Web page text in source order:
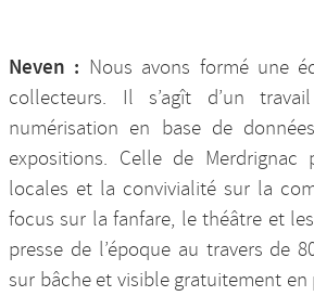
Neven : Nous avons formé une
collecteurs. Il s’agît d’un
numérisation en base de
expositions. Celle de
locales et la convivialité sur la
focus sur la fanfare, le théâtre et
presse de l’époque au travers de
sur bâche et visible gratuitement en